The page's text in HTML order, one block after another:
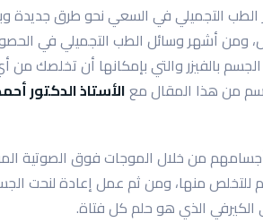
التجميلي في السعي نحو طرق جديدة
ومن أشهر وسائل الطب التجميلي في
بالفيزر والتي بإمكانها أن تخلصك من
من هذا المقال معالأستاذ الدكتور
من خلال الموجات فوق الصوتية
للتخلص منها، ومن ثم عمل إعادة لنحت
الكيرفي الذي هو حلم كل فتاة.